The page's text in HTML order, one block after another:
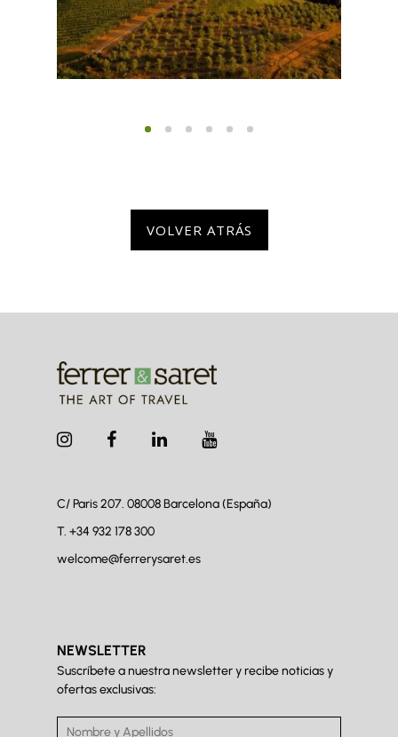
VOLVER ATRÁS
C/ Paris 207. 08008Barcelona (España)
T. +34 932 178 300
welcome@ferrerysaret.es
NEWSLETTER
Suscríbete a nuestra newsletter y recibe noticias y
ofertas exclusivas: